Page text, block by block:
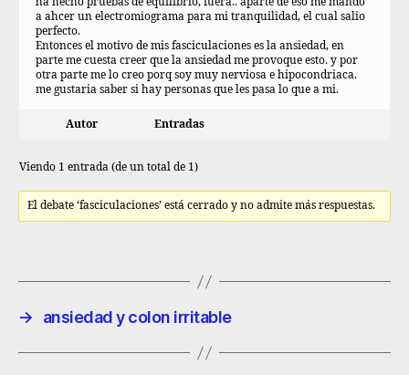
a ahcer un electromiograma para mi tranquilidad, el cual salio
perfecto.
Entonces el motivo de mis fasciculaciones es la ansiedad, en
parte me cuesta creer que la ansiedad me provoque esto. y por
otra parte me lo creo porq soy muy nerviosa e hipocondriaca.
me gustaria saber si hay personas que les pasa lo que a mi.
Autor Entradas
Viendo 1 entrada (de un total de 1)
El debate ‘fasciculaciones’ está cerrado y no admite más respuestas.
→ ansiedad y colon irritable